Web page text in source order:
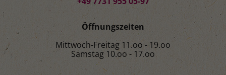
Öffnungszeiten
Mittwoch-Freitag 11.oo - 19.oo
Samstag 10.oo - 17.oo